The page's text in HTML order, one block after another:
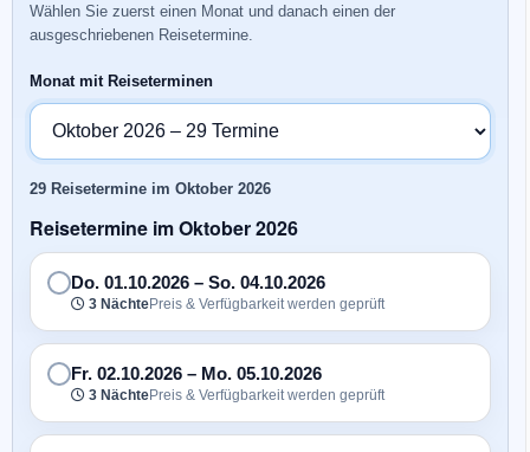
Wählen Sie zuerst einen Monat und danach einen der
ausgeschriebenen Reisetermine.
Monat mit Reiseterminen
29 Reisetermine im Oktober 2026
Reisetermine im Oktober 2026
Do. 01.10.2026 – So. 04.10.2026
3 NächtePreis & Verfügbarkeit werden geprüft
Fr. 02.10.2026 – Mo. 05.10.2026
3 NächtePreis & Verfügbarkeit werden geprüft